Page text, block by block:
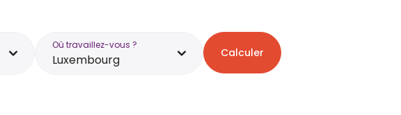
Où travaillez-vous ?
Luxembourg Calculer